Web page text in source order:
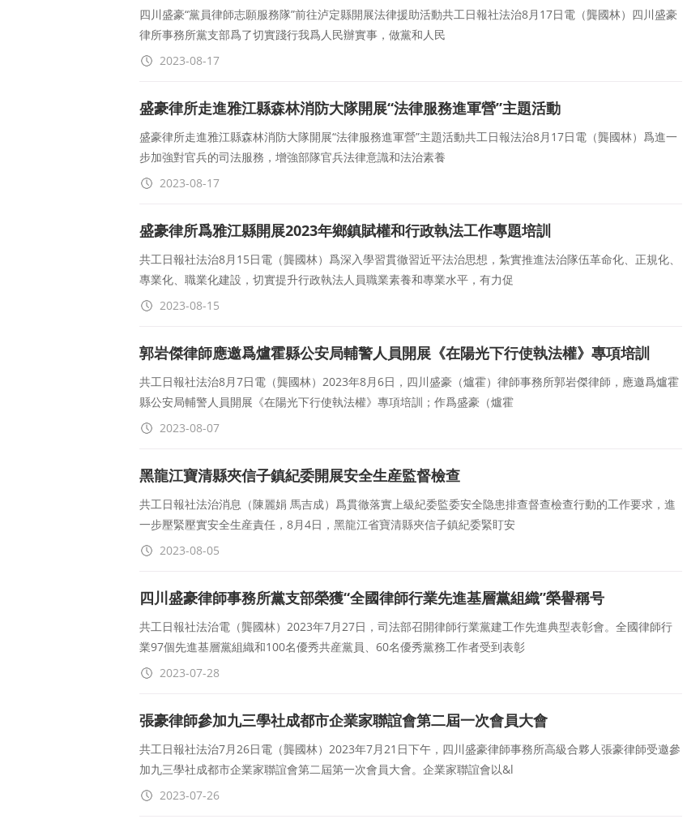
四川盛豪“黨員律師志願服務隊”前往泸定縣開展法律援助活動共工日報社法治8月17日電（龔國林）四川盛豪
律所事務所黨支部爲了切實踐行我爲人民辦實事，做黨和人民
2023-08-17
盛豪律所走進雅江縣森林消防大隊開展“法律服務進軍營”主題活動
盛豪律所走進雅江縣森林消防大隊開展“法律服務進軍營”主題活動共工日報法治8月17日電（龔國林）爲進一
步加強對官兵的司法服務，增強部隊官兵法律意識和法治素養
2023-08-17
盛豪律所爲雅江縣開展2023年鄉鎮賦權和行政執法工作專題培訓
共工日報社法治8月15日電（龔國林）爲深入學習貫徹習近平法治思想，紮實推進法治隊伍革命化、正規化、
專業化、職業化建設，切實提升行政執法人員職業素養和專業水平，有力促
2023-08-15
郭岩傑律師應邀爲爐霍縣公安局輔警人員開展《在陽光下行使執法權》專項培訓
共工日報社法治8月7日電（龔國林）2023年8月6日，四川盛豪（爐霍）律師事務所郭岩傑律師，應邀爲爐霍
縣公安局輔警人員開展《在陽光下行使執法權》專項培訓；作爲盛豪（爐霍
2023-08-07
黑龍江寶清縣夾信子鎮紀委開展安全生産監督檢查
共工日報社法治消息（陳麗娟 馬吉成）爲貫徹落實上級紀委監委安全隐患排查督查檢查行動的工作要求，進
一步壓緊壓實安全生産責任，8月4日，黑龍江省寶清縣夾信子鎮紀委緊盯安
2023-08-05
四川盛豪律師事務所黨支部榮獲“全國律師行業先進基層黨組織”榮譽稱号
共工日報社法治電（龔國林）2023年7月27日，司法部召開律師行業黨建工作先進典型表彰會。全國律師行
業97個先進基層黨組織和100名優秀共産黨員、60名優秀黨務工作者受到表彰
2023-07-28
張豪律師參加九三學社成都市企業家聯誼會第二屆一次會員大會
共工日報社法治7月26日電（龔國林）2023年7月21日下午，四川盛豪律師事務所高級合夥人張豪律師受邀參
加九三學社成都市企業家聯誼會第二屆第一次會員大會。企業家聯誼會以&l
2023-07-26